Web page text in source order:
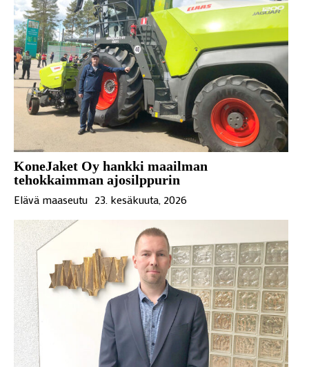
KoneJaket Oy hankki maailman
tehokkaimman ajosilppurin
Elävä maaseutu 23. kesäkuuta, 2026